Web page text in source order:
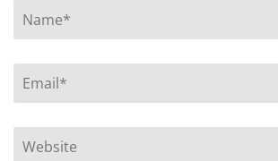
Name*
Email*
Website